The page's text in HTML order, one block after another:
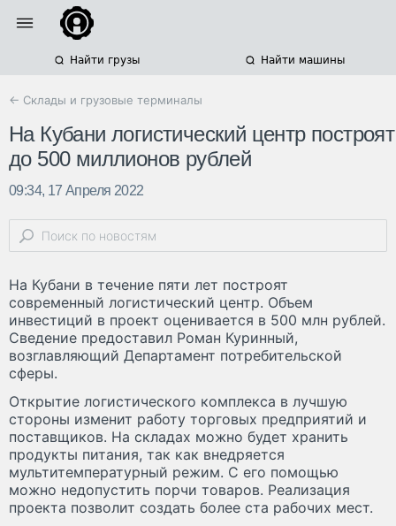
Найти грузы Найти машины
← Склады и грузовые терминалы
На Кубани логистический центр построят
до 500 миллионов рублей
09:34, 17 Апреля 2022
На Кубани в течение пяти лет построят
современный логистический центр. Объем
инвестиций в проект оценивается в 500 млн рублей.
Сведение предоставил Роман Куринный,
возглавляющий Департамент потребительской
сферы.
Открытие логистического комплекса в лучшую
стороны изменит работу торговых предприятий и
поставщиков. На складах можно будет хранить
продукты питания, так как внедряется
мультитемпературный режим. С его помощью
можно недопустить порчи товаров. Реализация
проекта позволит создать более ста рабочих мест.